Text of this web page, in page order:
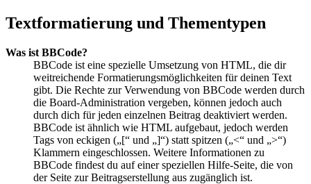
Textformatierung und Thementypen
Was ist BBCode?
BBCode ist eine spezielle Umsetzung von HTML, die dir
weitreichende Formatierungsmöglichkeiten für deinen Text
gibt. Die Rechte zur Verwendung von BBCode werden durch
die Board-Administration vergeben, können jedoch auch
durch dich für jeden einzelnen Beitrag deaktiviert werden.
BBCode ist ähnlich wie HTML aufgebaut, jedoch werden
Tags von eckigen („[“ und „]“) statt spitzen („<“ und „>“)
Klammern eingeschlossen. Weitere Informationen zu
BBCode findest du auf einer speziellen Hilfe-Seite, die von
der Seite zur Beitragserstellung aus zugänglich ist.